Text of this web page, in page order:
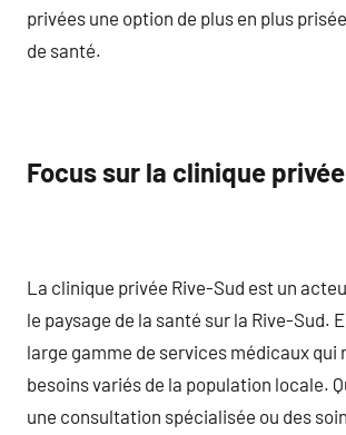
privées une option de plus en plus
de santé.
Focus sur la clinique
La clinique privée Rive-Sud est un
le paysage de la santé sur la Rive-Sud.
large gamme de services médicaux qui
besoins variés de la population locale.
une consultation spécialisée ou des